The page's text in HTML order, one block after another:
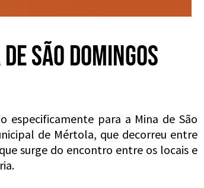
SÃO DOMINGOS
especificamente para a Mina de São
de Mértola, que decorreu entre
surge do encontro entre os locais e